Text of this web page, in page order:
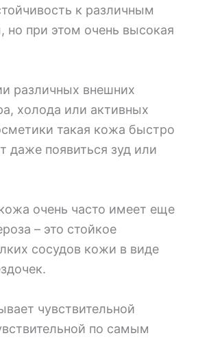
к различным
но при этом очень высокая
различных внешних
холода или активных
такая кожа быстро
даже появиться зуд или
очень часто имеет еще
– это стойкое
сосудов кожи в виде
чувствительной
по самым